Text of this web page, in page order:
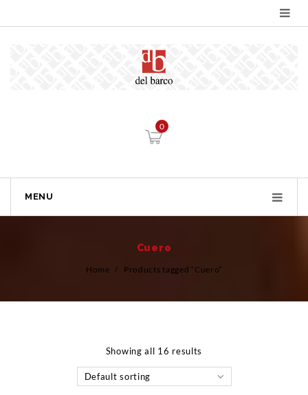
0
MENU
Cuero
Home / Products tagged “Cuero”
Showing all 16 results
Default sorting